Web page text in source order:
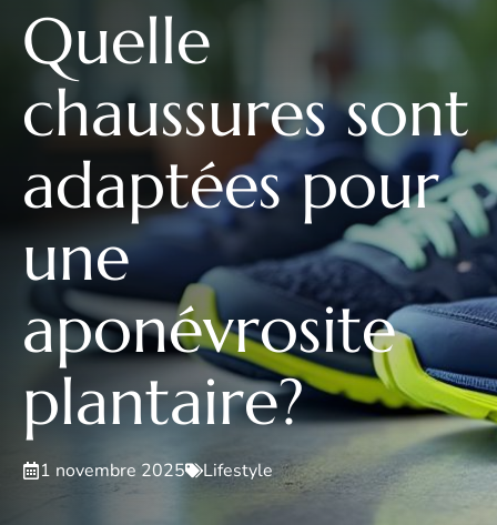
Quelle
chaussures sont
adaptées pour
une
aponévrosite
plantaire?
1 novembre 2025 Lifestyle